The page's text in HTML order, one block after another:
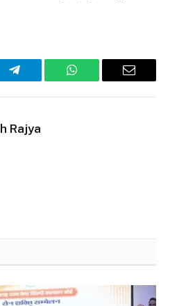
Telegram WhatsApp Email
Rajya